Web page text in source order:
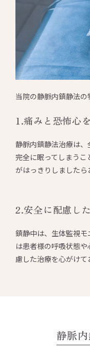
当院の静脈内鎮静法の
1.痛みと恐怖心
静脈内鎮静法治療は、
完全に眠ってしまう
がはっきりしましたら
2.安全に配慮し
鎮静中は、生体監視
は患者様の呼吸状態
慮した治療を心がけて
静脈